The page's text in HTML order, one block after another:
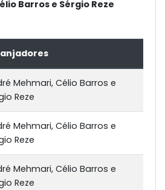
Barros e Sérgio Reze
Mehmari, Célio Barros e
Reze
Mehmari, Célio Barros e
Reze
Mehmari, Célio Barros e
Reze